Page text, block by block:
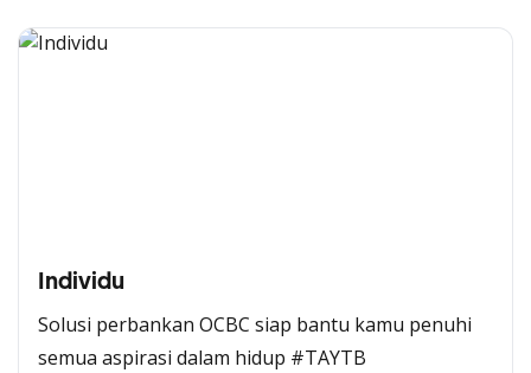
Individu
Solusi perbankan OCBC siap bantu kamu penuhi
semua aspirasi dalam hidup #TAYTB